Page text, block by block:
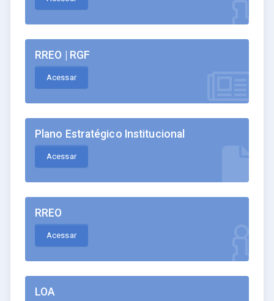
RREO | RGF
Acessar
Plano Estratégico Institucional
Acessar
RREO
Acessar
LOA